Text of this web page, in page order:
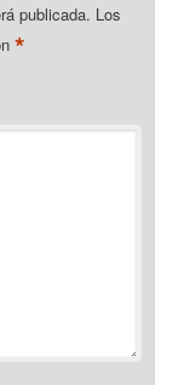
publicada. Los
*